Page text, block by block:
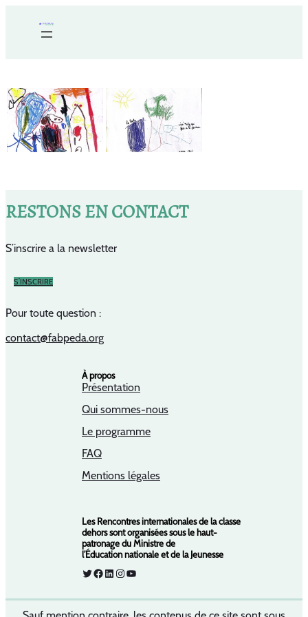
RESTONS EN CONTACT
S’inscrire a la newsletter
S’INSCRIRE
Pour toute question :
contact@fabpeda.org
À propos
Présentation
Qui sommes-nous
Le programme
FAQ
Mentions légales
Les Rencontres internationales de la classe
dehors sont organisées sous le haut-
patronage du Ministre de
l’Éducation nationale et de la Jeunesse
Twitter
Facebook
LinkedIn
Instagram
YouTube